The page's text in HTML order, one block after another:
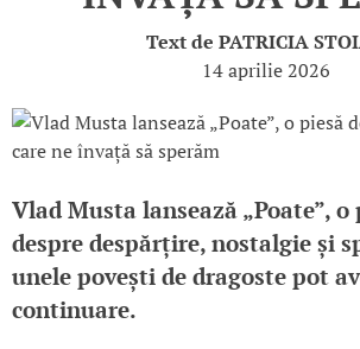
Text de PATRICIA
14 aprilie 2026
Vlad Musta lansează „Poate”,
despre despărțire, nostalgie și
unele povești de dragoste pot
continuare.